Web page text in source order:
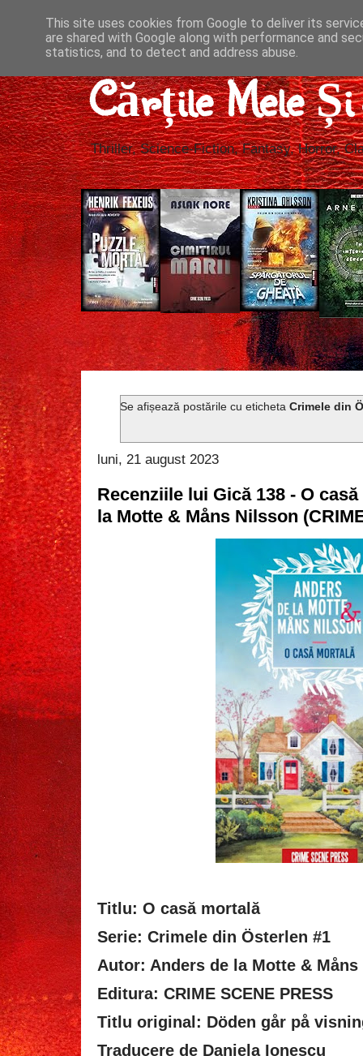
Cărțile Mele
Thriller, Science-Fiction, Fantasy, Horror,
Se afișează postările cu etichetaCrimele din
luni, 21 august 2023
Recenziile lui Gică 138 - O
la Motte & Måns Nilsson
Titlu: O casă mortală
Serie: Crimele din Österlen #1
Autor: Anders de la Motte &
Editura: CRIME SCENE PRESS
Titlu original: Döden går på
Traducere de Daniela Ionescu
This site uses cookies from Google to deliver its
are shared with Google along with performance and
statistics, and to detect and address abuse.